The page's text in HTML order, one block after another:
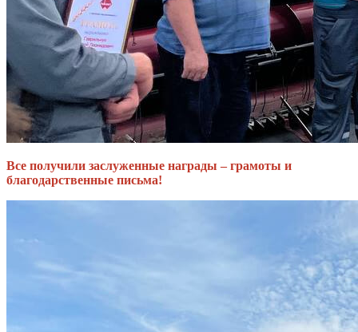
Все получили заслуженные награды – грамоты и
благодарственные письма!